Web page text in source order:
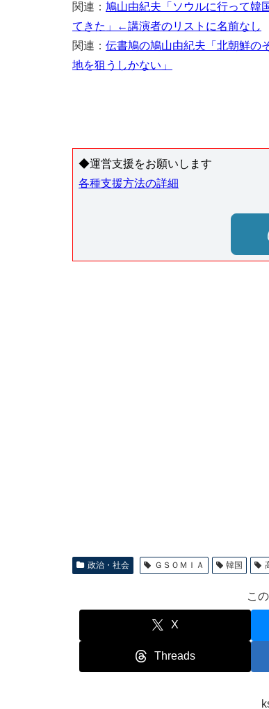
関連： 鳩山由紀夫「ソウルに行って韓
てきた」←講演者のリストに名前なし
関連： 伝書鳩の鳩山由紀夫「北朝鮮の
地を狙うしかない」
◆運営支援をお願いします
各種支援方法の詳細
政治・社会 ＧＳＯＭＩＡ 韓国
こ
X
Threads